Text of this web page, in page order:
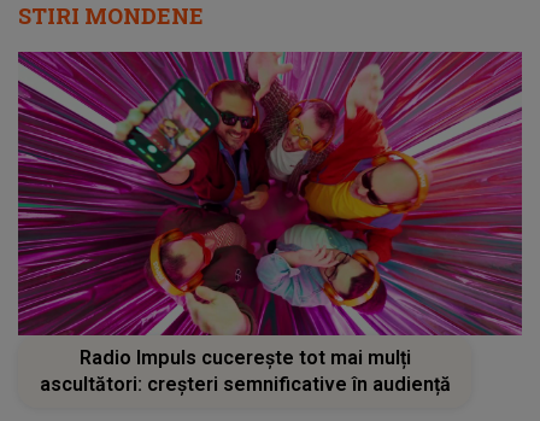
STIRI MONDENE
Radio Impuls cucerește tot mai mulți
ascultători: creșteri semnificative în audiență